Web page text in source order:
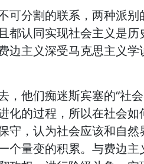
可分割的联系，两种派别
都认同实现社会主义是历
主义深受马克思主义学
他们痴迷斯宾塞的“社会
化的过程，所以在社会如
守，认为社会应该和自然
个量变的积累。与费边主